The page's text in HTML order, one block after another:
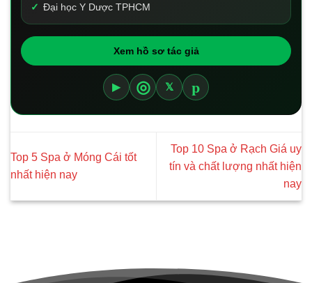
Đại học Y Dược TPHCM
Xem hồ sơ tác giả
▶ ◎ 𝕏 p
Top 5 Spa ở Móng Cái tốt
nhất hiện nay
Top 10 Spa ở Rạch Giá uy
tín và chất lượng nhất hiện
nay